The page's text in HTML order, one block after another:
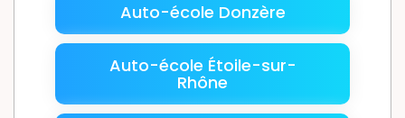
Auto-école Donzère
Auto-école Étoile-sur-
Rhône